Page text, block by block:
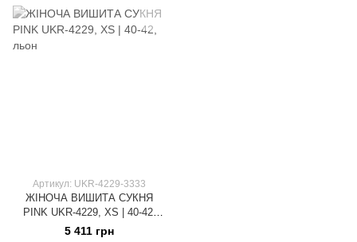
Артикул: UKR-4229-3333
ЖІНОЧА ВИШИТА СУКНЯ
PINK UKR-4229, XS | 40-42,
льон
5 411 грн